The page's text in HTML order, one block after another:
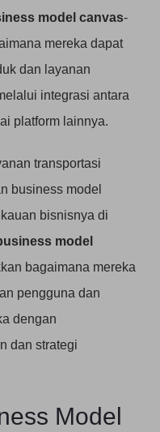
model canvas-
mereka dapat
dan layanan
integrasi antara
platform lainnya.
transportasi
business model
bisnisnya di
model
bagaimana mereka
pengguna dan
dengan
dan strategi
Model